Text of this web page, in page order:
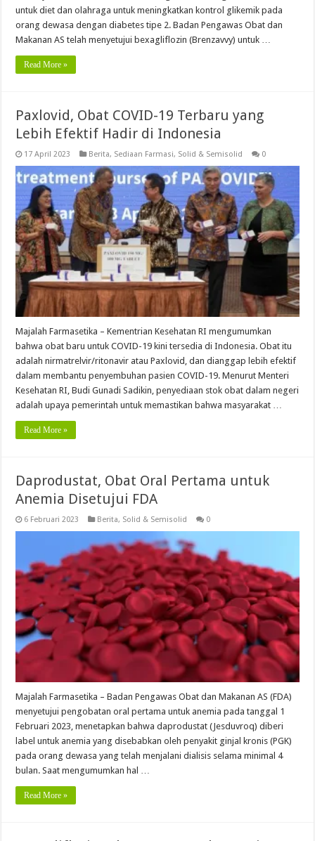
untuk diet dan olahraga untuk meningkatkan kontrol glikemik pada
orang dewasa dengan diabetes tipe 2. Badan Pengawas Obat dan
Makanan AS telah menyetujui bexagliflozin (Brenzavvy) untuk …
Read More »
Paxlovid, Obat COVID-19 Terbaru yang
Lebih Efektif Hadir di Indonesia
17 April 2023 Berita, Sediaan Farmasi, Solid & Semisolid 0
Majalah Farmasetika – Kementrian Kesehatan RI mengumumkan
bahwa obat baru untuk COVID-19 kini tersedia di Indonesia. Obat itu
adalah nirmatrelvir/ritonavir atau Paxlovid, dan dianggap lebih efektif
dalam membantu penyembuhan pasien COVID-19. Menurut Menteri
Kesehatan RI, Budi Gunadi Sadikin, penyediaan stok obat dalam negeri
adalah upaya pemerintah untuk memastikan bahwa masyarakat …
Read More »
Daprodustat, Obat Oral Pertama untuk
Anemia Disetujui FDA
6 Februari 2023 Berita, Solid & Semisolid 0
Majalah Farmasetika – Badan Pengawas Obat dan Makanan AS (FDA)
menyetujui pengobatan oral pertama untuk anemia pada tanggal 1
Februari 2023, menetapkan bahwa daprodustat (Jesduvroq) diberi
label untuk anemia yang disebabkan oleh penyakit ginjal kronis (PGK)
pada orang dewasa yang telah menjalani dialisis selama minimal 4
bulan. Saat mengumumkan hal …
Read More »